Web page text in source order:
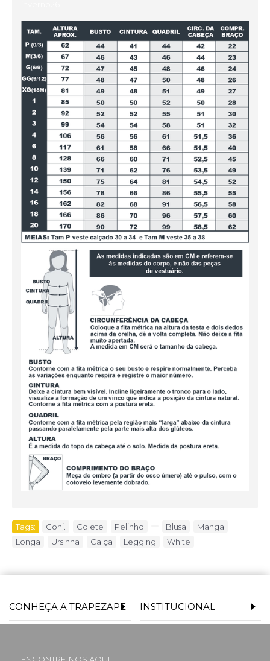
Tags: Conj. Colete Pelinho Blusa Manga
Longa
Ursinha Calça Legging White
CONHEÇA A TRAPEZAPE INSTITUCIONAL